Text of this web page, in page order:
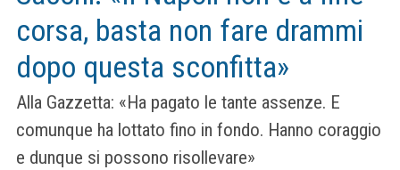
corsa, basta non fare drammi
dopo questa sconfitta»
Alla Gazzetta: «Ha pagato le tante assenze. E
comunque ha lottato fino in fondo. Hanno coraggio
e dunque si possono risollevare»